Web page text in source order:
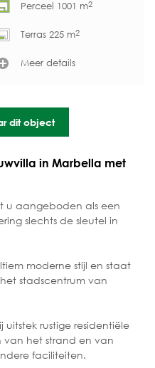
Perceel 1001 m2
Terras 225 m2
Meer details
dit object
in Marbella met
u aangeboden als een
slechts de sleutel in
moderne stijl en staat
stadscentrum van
rustige residentiële
het strand en van
faciliteiten.